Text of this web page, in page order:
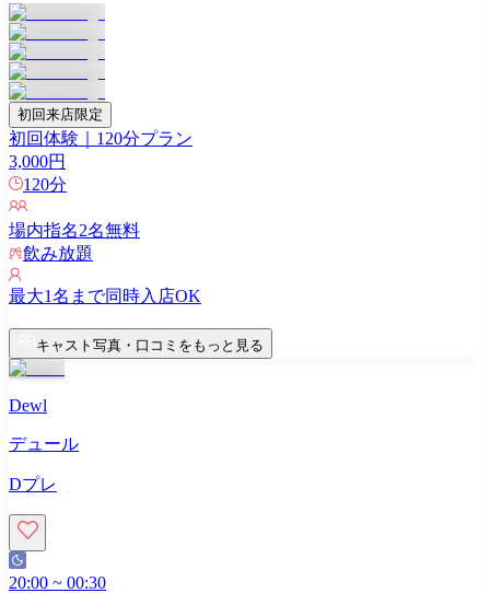
初回来店限定
初回体験｜120分プラン
3,000円
120分
場内指名2名無料
飲み放題
最大1名まで同時入店OK
キャスト写真・口コミをもっと見る
Dewl
デュール
Dプレ
20:00 ~ 00:30